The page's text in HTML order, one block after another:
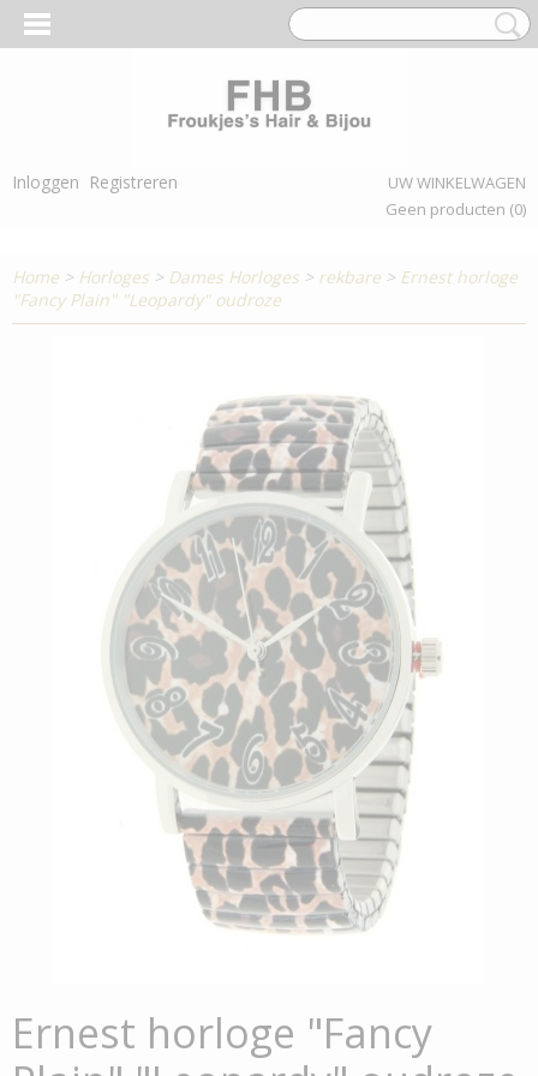
Inloggen Registreren
UW WINKELWAGEN
Geen producten (0)
Home > Horloges > Dames Horloges > rekbare > Ernest horloge
"Fancy Plain" "Leopardy" oudroze
Ernest horloge "Fancy